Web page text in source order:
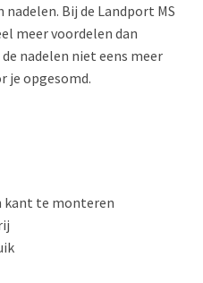
nadelen. Bij de Landport MS
meer voordelen dan
nadelen niet eens meer
je opgesomd.
kant te monteren